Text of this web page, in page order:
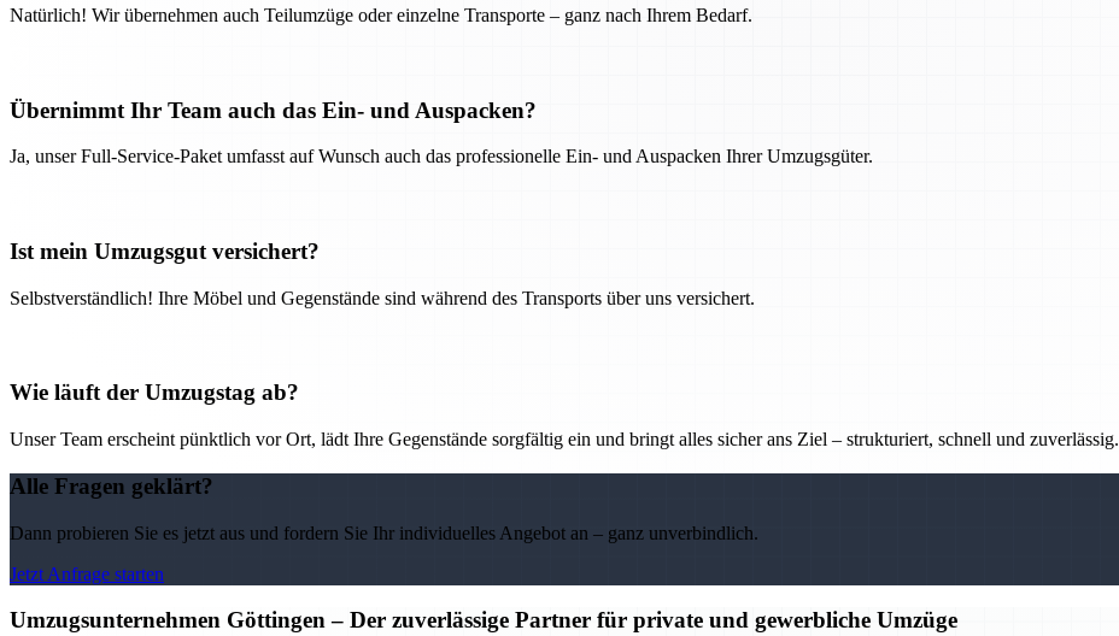
Natürlich! Wir übernehmen auch Teilumzüge oder einzelne Transporte – ganz nach Ihrem Bedarf.
Übernimmt Ihr Team auch das Ein- und Auspacken?
Ja, unser Full-Service-Paket umfasst auf Wunsch auch das professionelle Ein- und Auspacken Ihrer Umzugsgüter.
Ist mein Umzugsgut versichert?
Selbstverständlich! Ihre Möbel und Gegenstände sind während des Transports über uns versichert.
Wie läuft der Umzugstag ab?
Unser Team erscheint pünktlich vor Ort, lädt Ihre Gegenstände sorgfältig ein und bringt alles sicher ans Ziel – strukturiert, schnell und zuverlässig.
Alle Fragen geklärt?
Dann probieren Sie es jetzt aus und fordern Sie Ihr individuelles Angebot an – ganz unverbindlich.
Jetzt Anfrage starten
Umzugsunternehmen Göttingen – Der zuverlässige Partner für private und gewerbliche Umzüge